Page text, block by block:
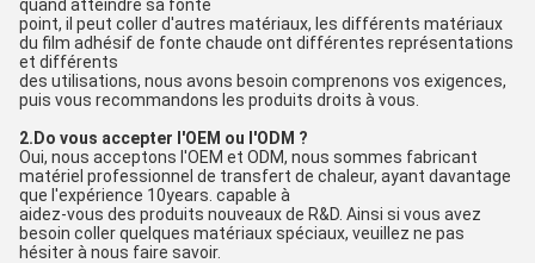
quand atteindre sa fonte
point, il peut coller d'autres matériaux, les différents matériaux
du film adhésif de fonte chaude ont différentes représentations
et différents
des utilisations, nous avons besoin comprenons vos exigences,
puis vous recommandons les produits droits à vous.
2.Do vous accepter l'OEM ou l'ODM ?
Oui, nous acceptons l'OEM et ODM, nous sommes fabricant
matériel professionnel de transfert de chaleur, ayant davantage
que l'expérience 10years. capable à
aidez-vous des produits nouveaux de R&D. Ainsi si vous avez
besoin coller quelques matériaux spéciaux, veuillez ne pas
hésiter à nous faire savoir.